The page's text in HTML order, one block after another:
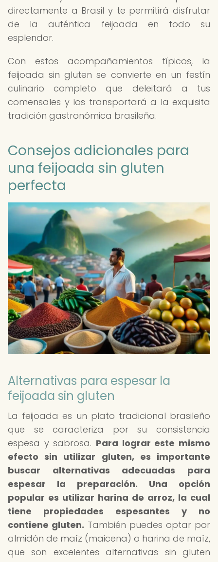
directamente a Brasil y te permitirá disfrutar
de la auténtica feijoada en todo su
esplendor.
Con estos acompañamientos típicos, la
feijoada sin gluten se convierte en un festín
culinario completo que deleitará a tus
comensales y los transportará a la exquisita
tradición gastronómica brasileña.
Consejos adicionales para
una feijoada sin gluten
perfecta
Alternativas para espesar la
feijoada sin gluten
La feijoada es un plato tradicional brasileño
que se caracteriza por su consistencia
espesa y sabrosa. Para lograr este mismo
efecto sin utilizar gluten, es importante
buscar alternativas adecuadas para
espesar la preparación.
Una opción
popular es utilizar harina de arroz, la cual
tiene propiedades espesantes y no
contiene gluten. También puedes optar por
almidón de maíz (maicena) o harina de maíz,
que son excelentes alternativas sin gluten